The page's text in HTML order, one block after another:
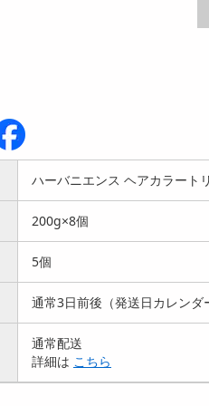
ハーバニエンス ヘアカラート
200g×8個
5個
通常3日前後（発送日カレンダ
通常配送
詳細は こちら